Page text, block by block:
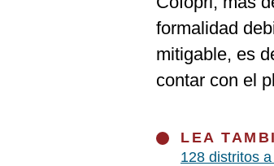
formalidad
mitigable, es
contar con el
LEA
128 distritos